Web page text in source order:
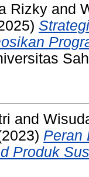
Rizky and
and
Peran
Produk